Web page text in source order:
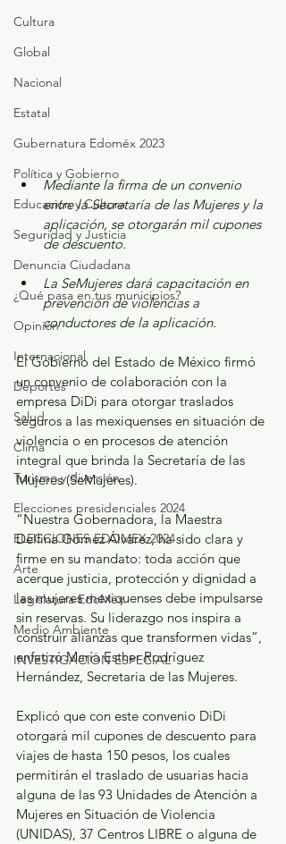
Cultura
Global
Nacional
Estatal
Gubernatura Edoméx 2023
Política y Gobierno
Educación y Cultura
Seguridad y Justicia
Denuncia Ciudadana
¿Qué pasa en tus municipios?
Opinión
Internacional
Deportes
Salud
Clima
Turismo y diversión
Elecciones presidenciales 2024
ELECCIONES EDOMEX 2024
Arte
Legislatura EdoMéx
Medio Ambiente
INVESTIGACIÓN ESPECIAL
Mediante la firma de un convenio
entre la Secretaría de las Mujeres y la
aplicación, se otorgarán mil cupones
de descuento.
La SeMujeres dará capacitación en
prevención de violencias a
conductores de la aplicación.
El Gobierno del Estado de México firmó
un convenio de colaboración con la
empresa DiDi para otorgar traslados
seguros a las mexiquenses en situación de
violencia o en procesos de atención
integral que brinda la Secretaría de las
Mujeres (SeMujeres).
“Nuestra Gobernadora, la Maestra
Delfina Gómez Álvarez, ha sido clara y
firme en su mandato: toda acción que
acerque justicia, protección y dignidad a
las mujeres mexiquenses debe impulsarse
sin reservas. Su liderazgo nos inspira a
construir alianzas que transformen vidas”,
enfatizó María Esther Rodríguez
Hernández, Secretaria de las Mujeres.
Explicó que con este convenio DiDi
otorgará mil cupones de descuento para
viajes de hasta 150 pesos, los cuales
permitirán el traslado de usuarias hacia
alguna de las 93 Unidades de Atención a
Mujeres en Situación de Violencia
(UNIDAS), 37 Centros LIBRE o alguna de